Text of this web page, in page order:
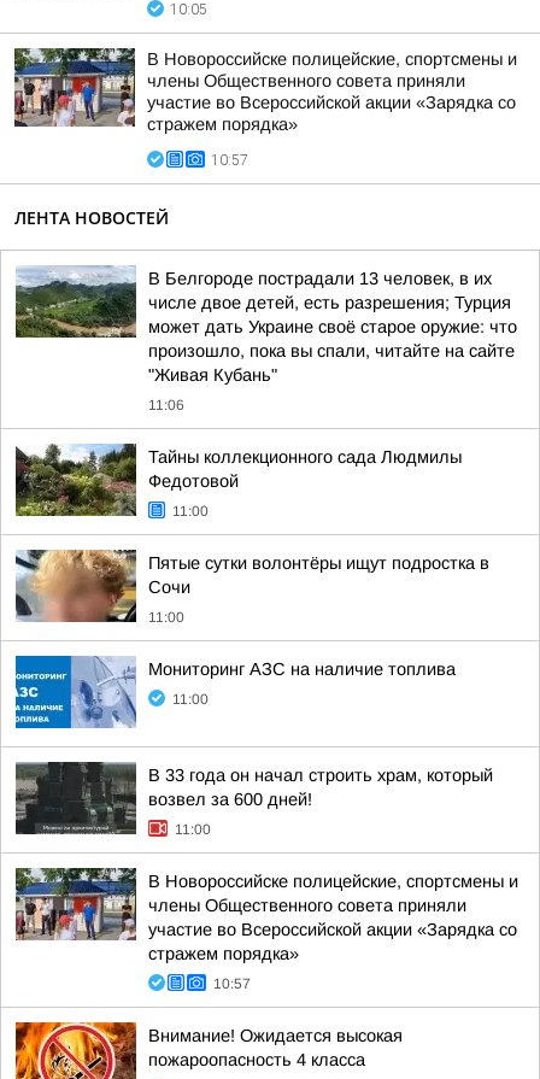
10:05
В Новороссийске полицейские, спортсмены и
члены Общественного совета приняли
участие во Всероссийской акции «Зарядка со
стражем порядка»
10:57
ЛЕНТА НОВОСТЕЙ
В Белгороде пострадали 13 человек, в их
числе двое детей, есть разрешения; Турция
может дать Украине своё старое оружие: что
произошло, пока вы спали, читайте на сайте
"Живая Кубань"
11:06
Тайны коллекционного сада Людмилы
Федотовой
11:00
Пятые сутки волонтёры ищут подростка в
Сочи
11:00
Мониторинг АЗС на наличие топлива
11:00
В 33 года он начал строить храм, который
возвел за 600 дней!
11:00
В Новороссийске полицейские, спортсмены и
члены Общественного совета приняли
участие во Всероссийской акции «Зарядка со
стражем порядка»
10:57
Внимание! Ожидается высокая
пожароопасность 4 класса